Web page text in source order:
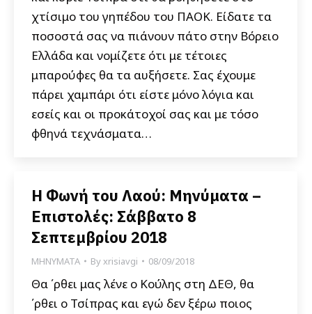
χτίσιμο του γηπέδου του ΠΑΟΚ. Είδατε τα
ποσοστά σας να πιάνουν πάτο στην Βόρειο
Ελλάδα και νομίζετε ότι με τέτοιες
μπαρούφες θα τα αυξήσετε. Σας έχουμε
πάρει χαμπάρι ότι είστε μόνο λόγια και
εσείς και οι προκάτοχοί σας και με τόσο
φθηνά τεχνάσματα…
Η Φωνή του Λαού: Μηνύματα –
Επιστολές: Σάββατο 8
Σεπτεμβρίου 2018
ΜΗΝΥΜΑΤΑ Byxrisiavgi 08/09/2018
Θα ΄ρθει μας λένε ο Κούλης στη ΔΕΘ, θα
΄ρθει ο Τσίπρας και εγώ δεν ξέρω ποιος